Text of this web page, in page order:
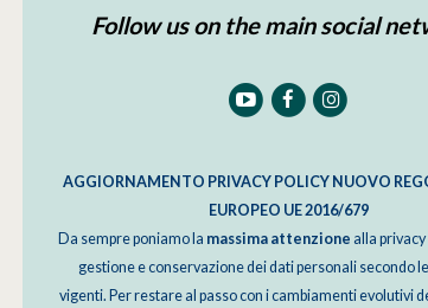
Follow us on the main social
AGGIORNAMENTO PRIVACY POLICY NUOVO
EUROPEO UE 2016/679
Da sempre poniamo la massima attenzione alla
gestione e conservazione dei dati personali secondo
vigenti. Per restare al passo con i cambiamenti evolutivi